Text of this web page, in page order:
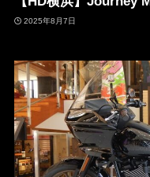
2025年8月7日